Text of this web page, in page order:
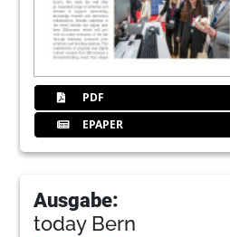
PDF
EPAPER
Ausgabe:
today Bern